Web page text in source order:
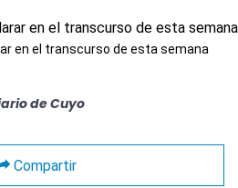
en el transcurso de esta semana
de Cuyo
Compartir